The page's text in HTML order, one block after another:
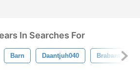
In Searches For
Barn Daantjuh040 Brabant